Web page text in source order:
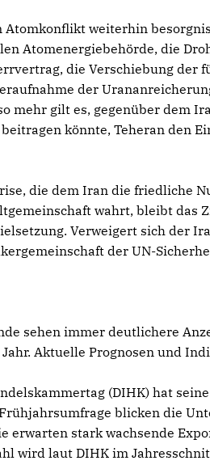
Atomkonflikt weiterhin
Atomenergiebehörde, die
die Verschiebung der
der
mehr gilt es, gegenüber dem
könnte, Teheran den
die dem Iran die friedliche
wahrt, bleibt das
Verweigert sich der
der UN-
sehen immer deutlichere
Aktuelle Prognosen und
(DIHK) hat
blicken die
erwarten stark wachsende
wird laut DIHK im